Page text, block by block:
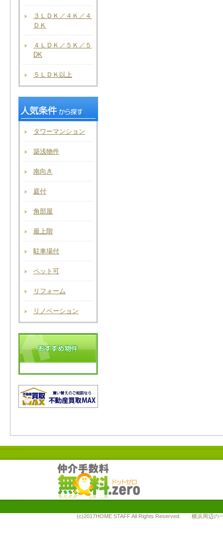
３ＬＤＫ／４Ｋ／４
ＤＫ
４ＬＤＫ／５Ｋ／５
DK
５ＬＤＫ以上
タワーマンション
築浅物件
南向き
庭付
角部屋
最上階
駐車場付
ペット可
リフォーム
リノベーション
(c)2017HOME STAFF All Rights Reserved. 横浜周辺の